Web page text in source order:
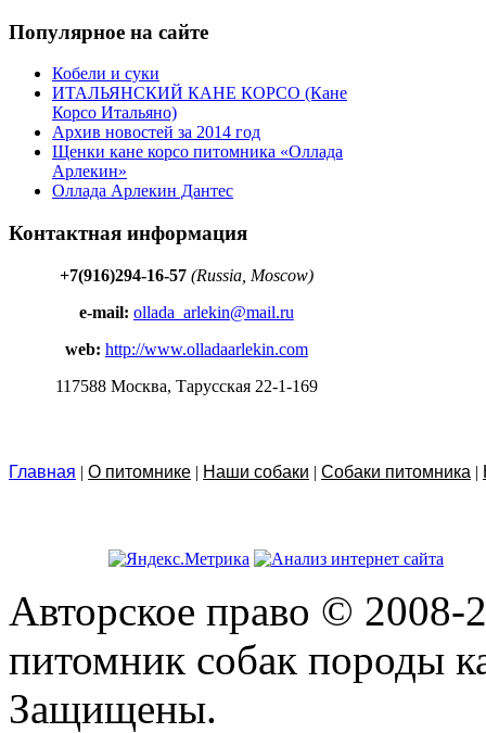
Популярное на сайте
Кобели и суки
ИТАЛЬЯНСКИЙ КАНЕ КОРСО (Кане
Корсо Итальяно)
Архив новостей за 2014 год
Щенки кане корсо питомника «Оллада
Арлекин»
Оллада Арлекин Дантес
Контактная информация
+7(916)294-16-57 (Russia, Moscow)
e-mail: ollada_arlekin@mail.ru
web: http://www.olladaarlekin.com
117588 Москва, Тарусская 22-1-169
Главная | О питомнике | Наши собаки | Собаки питомника |
Авторское право ©
питомник собак породы
Защищены.